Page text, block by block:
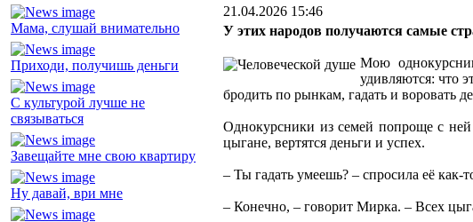
Мама, слушай внимательно
Приходи, получишь деньги
С культурой лучше не
связываться
Завещайте мне свою квартиру
Ну давай, ври мне
21.04.2026 15:46
У этих народов получаются самые
Мою
удивляются: что
бродить по рынкам, гадать и воровать
Однокурсники из семей попроще с
цыгане, вертятся деньги и успех.
– Ты гадать умеешь? – спросила её как-
– Конечно, – говорит Мирка. – Всех